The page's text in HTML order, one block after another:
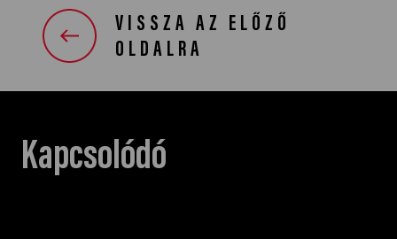
VISSZA AZ ELŐZŐ
OLDALRA
Kapcsolódó